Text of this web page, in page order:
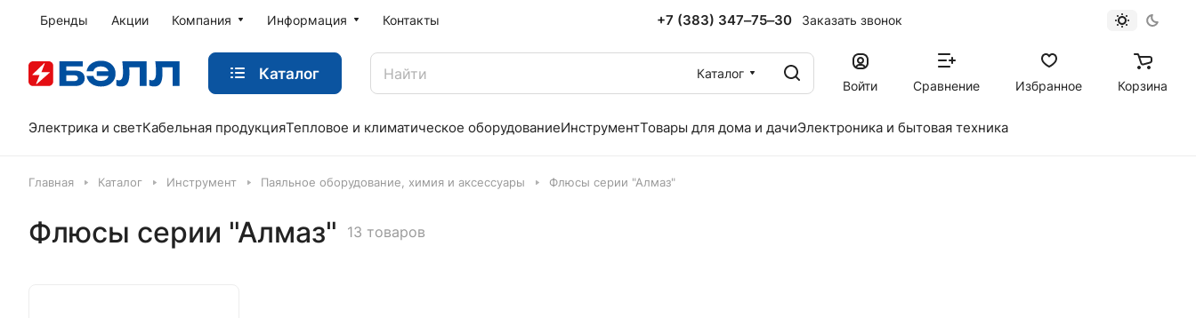
Бренды Акции Компания Информация Контакты +7 (383) 347‒75‒30 Заказать звонок
Каталог
Каталог
Войти
Сравнение Избранное Корзина
Электрика и светКабельная продукцияТепловое и климатическое оборудованиеИнструментТовары для дома и дачиЭлектроника и бытовая техника
Главная Каталог Инструмент Паяльное оборудование, химия и аксессуары Флюсы серии "Алмаз"
Флюсы серии "Алмаз" 13 товаров